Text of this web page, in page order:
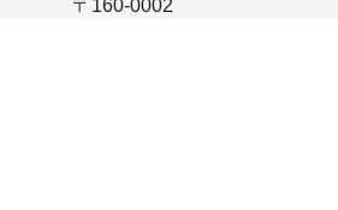
〒160-0002